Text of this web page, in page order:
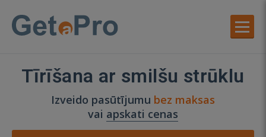
Tīrīšana ar smilšu strūklu
Izveido pasūtījumu bez maksas
vai apskati cenas